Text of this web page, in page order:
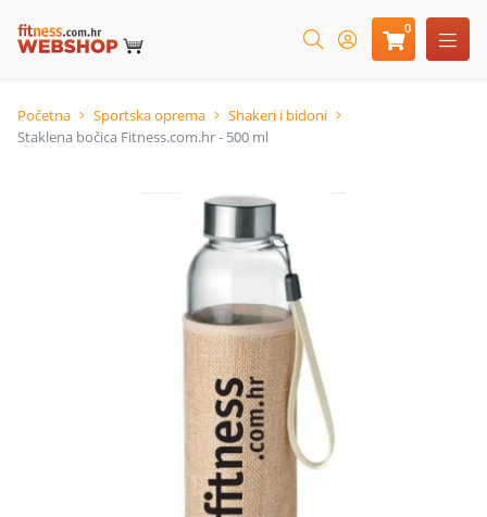
0
Početna Sportska oprema
Shakeri i bidoni
Staklena bočica Fitness.com.hr - 500 ml